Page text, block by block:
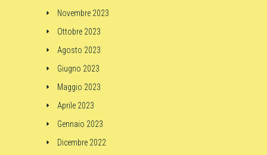
Novembre 2023
Ottobre 2023
Agosto 2023
Giugno 2023
Maggio 2023
Aprile 2023
Gennaio 2023
Dicembre 2022